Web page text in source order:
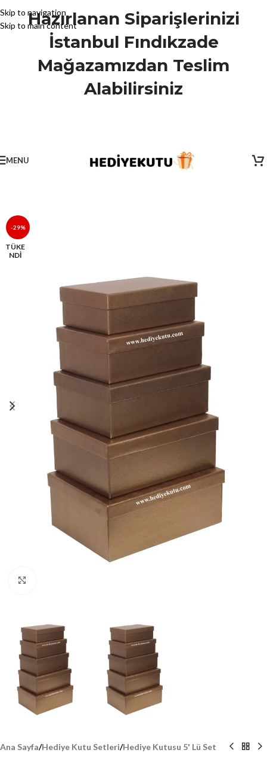
Skip to navigation
Skip to main content
Hazırlanan Siparişlerinizi
İstanbul Fındıkzade
Mağazamızdan Teslim
Alabilirsiniz
MENU
-29%
TÜKE
NDİ
Ana Sayfa/Hediye Kutu Setleri/Hediye Kutusu 5' Lü Set